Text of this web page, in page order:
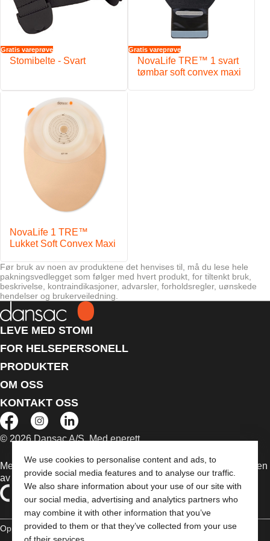
We use cookies to personalise content and ads, to
provide social media features and to analyse our traffic.
We also share information about your use of our site with
our social media, advertising and analytics partners who
may combine it with other information that you’ve
provided to them or that they’ve collected from your use
risikoen for vakuum og ballooning. Membraner på begge sider av
filteret beskytter mot væske.
Gratis vareprøve
Stomibelte - Svart
Gratis vareprøve
NovaLife TRE™ 1 svart
tømbar soft convex maxi
NovaLife 1 TRE™
Lukket Soft Convex Maxi
Før bruk av noen av produktene det henvises til, må du lese hele
pakningsvedlegget som følger med hvert produkt, for tiltenkt bruk,
beskrivelse, kontraindikasjoner, advarsler, forholdsregler, uønskede
hendelser og brukerveiledning.
LEVE MED STOMI
FOR HELSEPERSONELL
PRODUKTER
OM OSS
KONTAKT OSS
© 2026 Dansac A/S. Med enerett.
Medisinsk utstyr som selges i EU er etter behov merket med en
av følgende symboler
Opphavsrettt Erklæring om overholdelse Informasjonskapsler